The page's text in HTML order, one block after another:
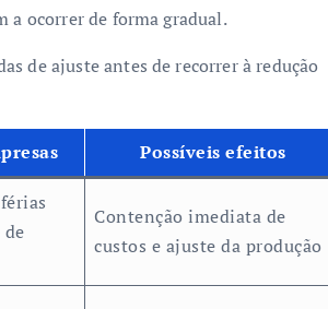
a ocorrer de forma gradual.
de ajuste antes de recorrer à redução
Possíveis efeitos
Contenção imediata de
custos e ajuste da produção